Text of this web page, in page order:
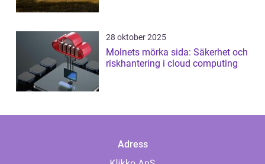
28 oktober 2025
Molnets mörka sida: Säkerhet och
riskhantering i cloud computing
Adress